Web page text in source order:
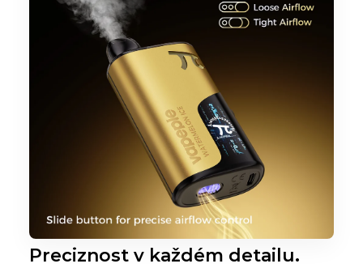
Preciznost v každém detailu.